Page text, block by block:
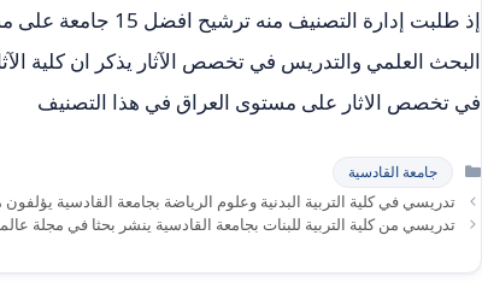
إذ طلبت إدارة
البحث العلمي والتدريس في تخصص الآثار يذكر ان كلية
في تخصص الاثار على مستوى العراق في هذا التصنيف
التصنيفات
جامعة القادسية
تدريسي في كلية التربية البدنية وعلوم الرياضة بجامعة القادسية
تدريسي من كلية التربية للبنات بجامعة القادسية ينشر بحثا في مجلة